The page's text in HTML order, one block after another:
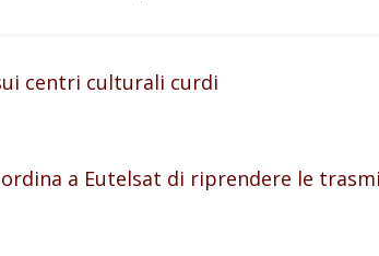
centri culturali curdi
a Eutelsat di riprendere le